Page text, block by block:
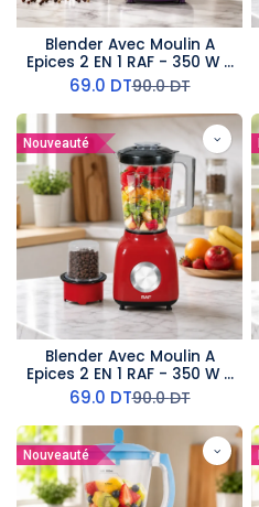
Blender Avec Moulin A
Epices 2 EN 1 RAF - 350 W -
1,5 L - Blanc
69.0 DT90.0DT
Nouveauté
Blender Avec Moulin A
Epices 2 EN 1 RAF - 350 W -
1,5 L - Rouge
69.0 DT90.0DT
Nouveauté